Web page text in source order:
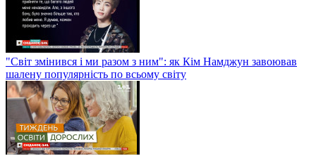
"Світ змінився і ми разом з ним": як Кім Намджун завоював
шалену популярність по всьому світу